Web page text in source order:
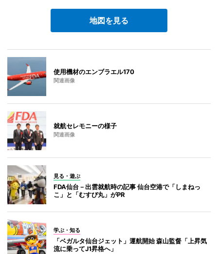
地図を見る
使用機材のエンブラエル170
関連画像
就航セレモニーの様子
関連画像
見る・遊ぶ
FDA仙台－出雲就航時の記事 仙台空港で「しまねっ
こ」と「むすび丸」がPR
学ぶ・知る
「ベガルタ仙台ジェット」運航開始 森山監督「上昇気
流に乗ってJ1昇格へ」